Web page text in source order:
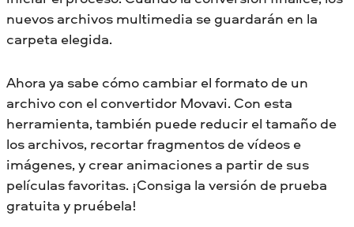
nuevos archivos multimedia se guardarán en la
carpeta elegida.
Ahora ya sabe cómo cambiar el formato de un
archivo con el convertidor Movavi. Con esta
herramienta, también puede reducir el tamaño de
los archivos, recortar fragmentos de vídeos e
imágenes, y crear animaciones a partir de sus
películas favoritas. ¡Consiga la versión de prueba
gratuita y pruébela!